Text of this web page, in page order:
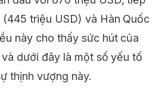
triệu USD) và Hàn Quốc
này cho thấy sức hút của
dưới đây là một số yếu tố
thịnh vượng này.